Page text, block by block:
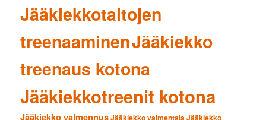
Jääkiekkotaitojen
treenaaminenJääkiekko
treenaus kotona
Jääkiekkotreenit kotona
Jääkiekko valmennusJääkiekko valmentaja Jääkiekko